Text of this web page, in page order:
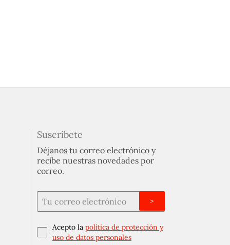
Suscríbete
Déjanos tu correo electrónico y
recibe nuestras novedades por
correo.
Acepto la política de protección y
uso de datos personales
>